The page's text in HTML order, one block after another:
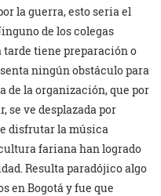
la guerra, esto seria el
de los colegas
tiene preparación o
ningún obstáculo para
de la organización, que por
se ve desplazada por
disfrutar la música
fariana han logrado
Resulta paradójico algo
en Bogotá y fue que